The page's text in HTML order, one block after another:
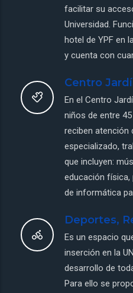
facilitar su
Universidad.
hotel de YPF en
y cuenta con
Centro
En el Centro
niños de entre
reciben atención
especializado,
que incluyen:
educación
de informática
Deportes,
Es un espacio
inserción en la
desarrollo de
Para ello se